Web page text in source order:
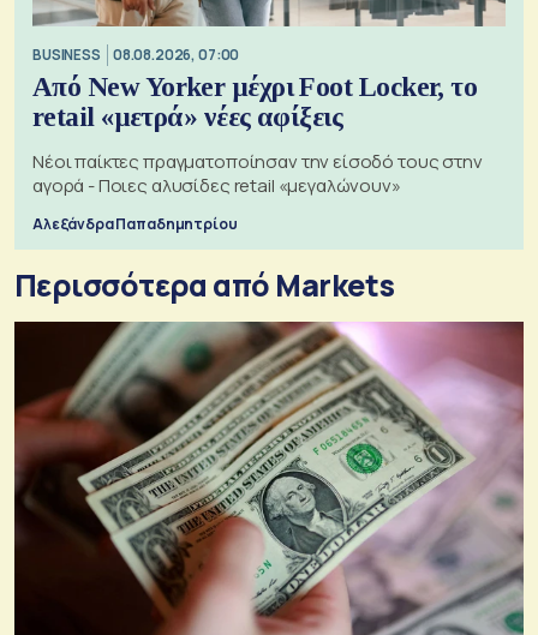
BUSINESS 08.08.2026, 07:00
Από New Yorker μέχρι Foot Locker, το
retail «μετρά» νέες αφίξεις
Νέοι παίκτες πραγματοποίησαν την είσοδό τους στην
αγορά - Ποιες αλυσίδες retail «μεγαλώνουν»
Αλεξάνδρα Παπαδημητρίου
Περισσότερα από Markets